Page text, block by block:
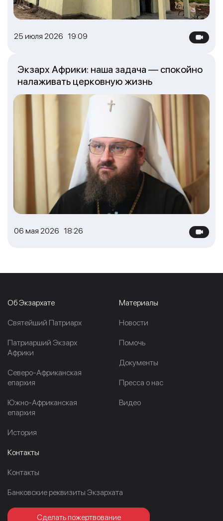
25 июля 2026 19:09
06 мая 2026 18:26
Экзарх Африки: наша задача — спокойно
налаживать церковную жизнь
Об Экзархате
Cвятейший Патриарх
Патриарший Экзарх
Африки
Северо-Африканская
епархия
Южно-Африканская
епархия
История
Материалы
Новости
Помочь
Документы
Пресса о нас
Видео
Контакты
Контакты
Банковские реквизиты Экзархата
Сделать пожертвование